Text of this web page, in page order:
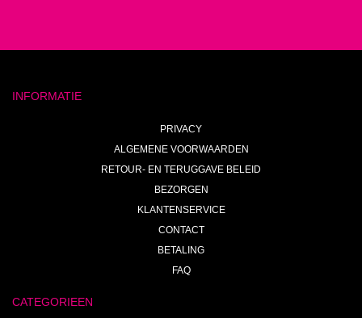
INFORMATIE
PRIVACY
ALGEMENE VOORWAARDEN
RETOUR- EN TERUGGAVE BELEID
BEZORGEN
KLANTENSERVICE
CONTACT
BETALING
FAQ
CATEGORIEEN